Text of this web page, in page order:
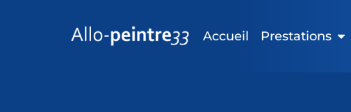
Accueil Prestations